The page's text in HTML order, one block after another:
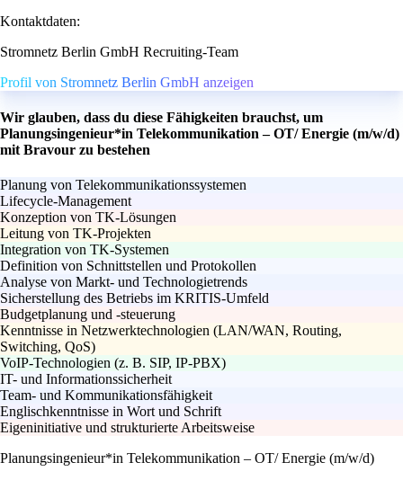
Kontaktdaten:
Stromnetz Berlin GmbH Recruiting-Team
Profil von Stromnetz Berlin GmbH anzeigen
Wir glauben, dass du diese Fähigkeiten brauchst, um
Planungsingenieur*in Telekommunikation – OT/ Energie (m/w/d)
mit Bravour zu bestehen
Planung von Telekommunikationssystemen
Lifecycle-Management
Konzeption von TK-Lösungen
Leitung von TK-Projekten
Integration von TK-Systemen
Definition von Schnittstellen und Protokollen
Analyse von Markt- und Technologietrends
Sicherstellung des Betriebs im KRITIS-Umfeld
Budgetplanung und -steuerung
Kenntnisse in Netzwerktechnologien (LAN/WAN, Routing,
Switching, QoS)
VoIP-Technologien (z. B. SIP, IP-PBX)
IT- und Informationssicherheit
Team- und Kommunikationsfähigkeit
Englischkenntnisse in Wort und Schrift
Eigeninitiative und strukturierte Arbeitsweise
Planungsingenieur*in Telekommunikation – OT/ Energie (m/w/d)